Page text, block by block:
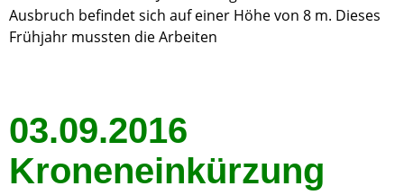
Ausbruch befindet sich auf einer Höhe von 8 m. Dieses
Frühjahr mussten die Arbeiten
03.09.2016
Kroneneinkürzung